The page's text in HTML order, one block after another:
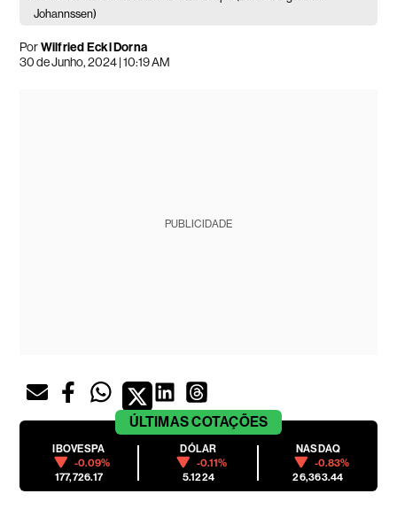
Johannssen)
PorWilfried Eckl Dorna
30 de Junho, 2024 | 10:19 AM
PUBLICIDADE
ÚLTIMASCOTAÇÕES
IBOVESPA
-0.09%
177,726.17
DÓLAR
-0.11%
5.1224
NASDAQ
-0.83%
26,363.44